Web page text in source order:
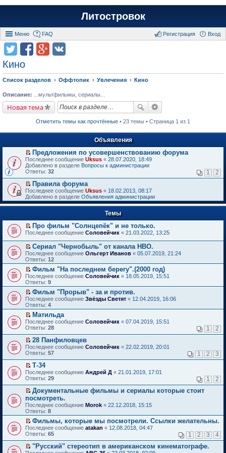
Литостровок
Меню FAQ Вход
Регистрация
Кино
Список разделов Оффтопик Увлечения Кино
Описание: ...мультфильмы, сериалы...
Новая тема
Отметить темы как прочтённые • 23 темы • Страница 1 из 1
Объявления
П
е
р
й
т
и
к
п
в
о
м
у
н
е
п
р
о
ч
и
т
а
н
н
о
м
у
с
о
о
б
е
н
и
ю
Предложения по усовершенствованию форума
Последнее сообщение Uksus « 28.07.2020, 18:49
Добавлено в разделе Вопросы к администрации
Ответы: 32 1 2
П
е
р
е
т
и
к
е
р
в
о
м
у
н
е
п
р
о
ч
и
т
а
н
н
о
м
у
с
о
о
щ
е
н
и
ю
Правила форума
Последнее сообщение Uksus « 18.02.2013, 08:17
Добавлено в разделе Объявления администрации
Темы
П
р
е
й
т
и
п
е
р
в
о
м
у
н
е
п
р
о
ч
и
т
а
н
о
м
у
с
о
о
щ
е
н
Про фильм "Солнцепёк" и не только.
Последнее сообщение Соловейчик « 21.03.2022, 13:25
П
е
р
е
й
т
и
к
п
е
р
в
о
м
у
н
е
п
р
ч
и
т
а
н
н
о
м
у
с
о
о
б
щ
Сериал "Чернобыль" от канала HBO.
Последнее сообщение Ольгерт Иванов « 05.07.2019, 21:24
Ответы: 12
П
е
р
е
й
т
и
к
п
е
р
в
о
м
у
н
е
п
р
о
ч
и
т
а
н
н
о
у
Фильм "На последнем берегу".(2000 год)
Последнее сообщение Соловейчик « 18.05.2019, 15:51
Ответы: 9
П
е
р
е
й
т
и
к
п
е
в
о
м
у
н
е
п
р
о
ч
и
т
а
н
Фильм "Прорыв" - за и против.
Последнее сообщение Звёзды Светят « 12.04.2019, 16:06
Ответы: 4
П
е
е
й
т
и
к
е
р
в
о
м
у
н
е
п
р
о
ч
Матильда
Последнее сообщение Соловейчик « 07.04.2019, 15:51
Ответы: 28 1 2
П
е
е
т
и
к
п
е
р
в
о
м
у
н
е
28 Панфиловцев
Последнее сообщение Соловейчик « 22.02.2019, 20:01
Ответы: 57 1 2 3
П
е
е
й
т
и
к
п
р
в
о
Т-34
Последнее сообщение Андрей Д « 21.01.2019, 17:01
Ответы: 29 1 2
П
е
р
е
й
т
и
п
Документальные фильмы и сериалы которые стоит
посмотреть.
Последнее сообщение Morok « 22.12.2018, 15:15
Ответы: 8
П
е
е
Фильмы, которые мы посмотрели. Ссылки желательны.
Последнее сообщение atakan « 12.08.2018, 04:47
Ответы: 65 1 2 3 4
П
"Русский" стереотип в американском кинематографе.